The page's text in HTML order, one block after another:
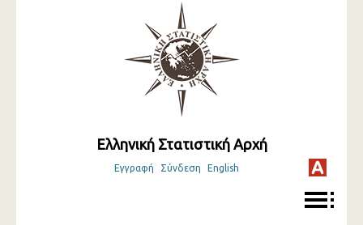
Ελληνική Στατιστική Αρχή
Εγγραφή Σύνδεση English